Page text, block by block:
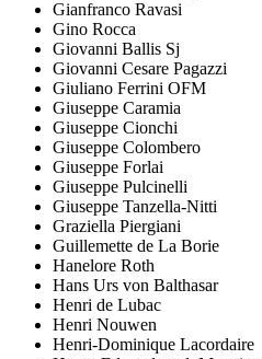
Gianfranco Ravasi
Gino Rocca
Giovanni Ballis Sj
Giovanni Cesare Pagazzi
Giuliano Ferrini OFM
Giuseppe Caramia
Giuseppe Cionchi
Giuseppe Colombero
Giuseppe Forlai
Giuseppe Pulcinelli
Giuseppe Tanzella-Nitti
Graziella Piergiani
Guillemette de La Borie
Hanelore Roth
Hans Urs von Balthasar
Henri de Lubac
Henri Nouwen
Henri-Dominique Lacordaire